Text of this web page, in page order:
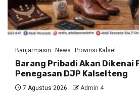
Banjarmasin News Provinsi Kalsel
Barang Pribadi Akan Dikenai
Penegasan DJP Kalselteng
7 Agustus 2026 Admin 4